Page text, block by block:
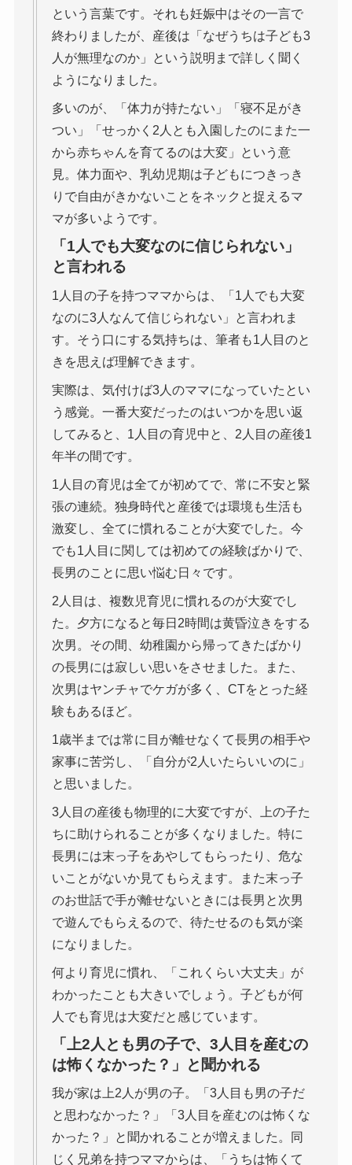
という言葉です。それも妊娠中はその一言で
終わりましたが、産後は「なぜうちは子ども3
人が無理なのか」という説明まで詳しく聞く
ようになりました。
多いのが、「体力が持たない」「寝不足がき
つい」「せっかく2人とも入園したのにまた一
から赤ちゃんを育てるのは大変」という意
見。体力面や、乳幼児期は子どもにつきっき
りで自由がきかないことをネックと捉えるマ
マが多いようです。
「1人でも大変なのに信じられない」
と言われる
1人目の子を持つママからは、「1人でも大変
なのに3人なんて信じられない」と言われま
す。そう口にする気持ちは、筆者も1人目のと
きを思えば理解できます。
実際は、気付けば3人のママになっていたとい
う感覚。一番大変だったのはいつかを思い返
してみると、1人目の育児中と、2人目の産後1
年半の間です。
1人目の育児は全てが初めてで、常に不安と緊
張の連続。独身時代と産後では環境も生活も
激変し、全てに慣れることが大変でした。今
でも1人目に関しては初めての経験ばかりで、
長男のことに思い悩む日々です。
2人目は、複数児育児に慣れるのが大変でし
た。夕方になると毎日2時間は黄昏泣きをする
次男。その間、幼稚園から帰ってきたばかり
の長男には寂しい思いをさせました。また、
次男はヤンチャでケガが多く、CTをとった経
験もあるほど。
1歳半までは常に目が離せなくて長男の相手や
家事に苦労し、「自分が2人いたらいいのに」
と思いました。
3人目の産後も物理的に大変ですが、上の子た
ちに助けられることが多くなりました。特に
長男には末っ子をあやしてもらったり、危な
いことがないか見てもらえます。また末っ子
のお世話で手が離せないときには長男と次男
で遊んでもらえるので、待たせるのも気が楽
になりました。
何より育児に慣れ、「これくらい大丈夫」が
わかったことも大きいでしょう。子どもが何
人でも育児は大変だと感じています。
「上2人とも男の子で、3人目を産むの
は怖くなかった？」と聞かれる
我が家は上2人が男の子。「3人目も男の子だ
と思わなかった？」「3人目を産むのは怖くな
かった？」と聞かれることが増えました。同
じく兄弟を持つママからは、「うちは怖くて